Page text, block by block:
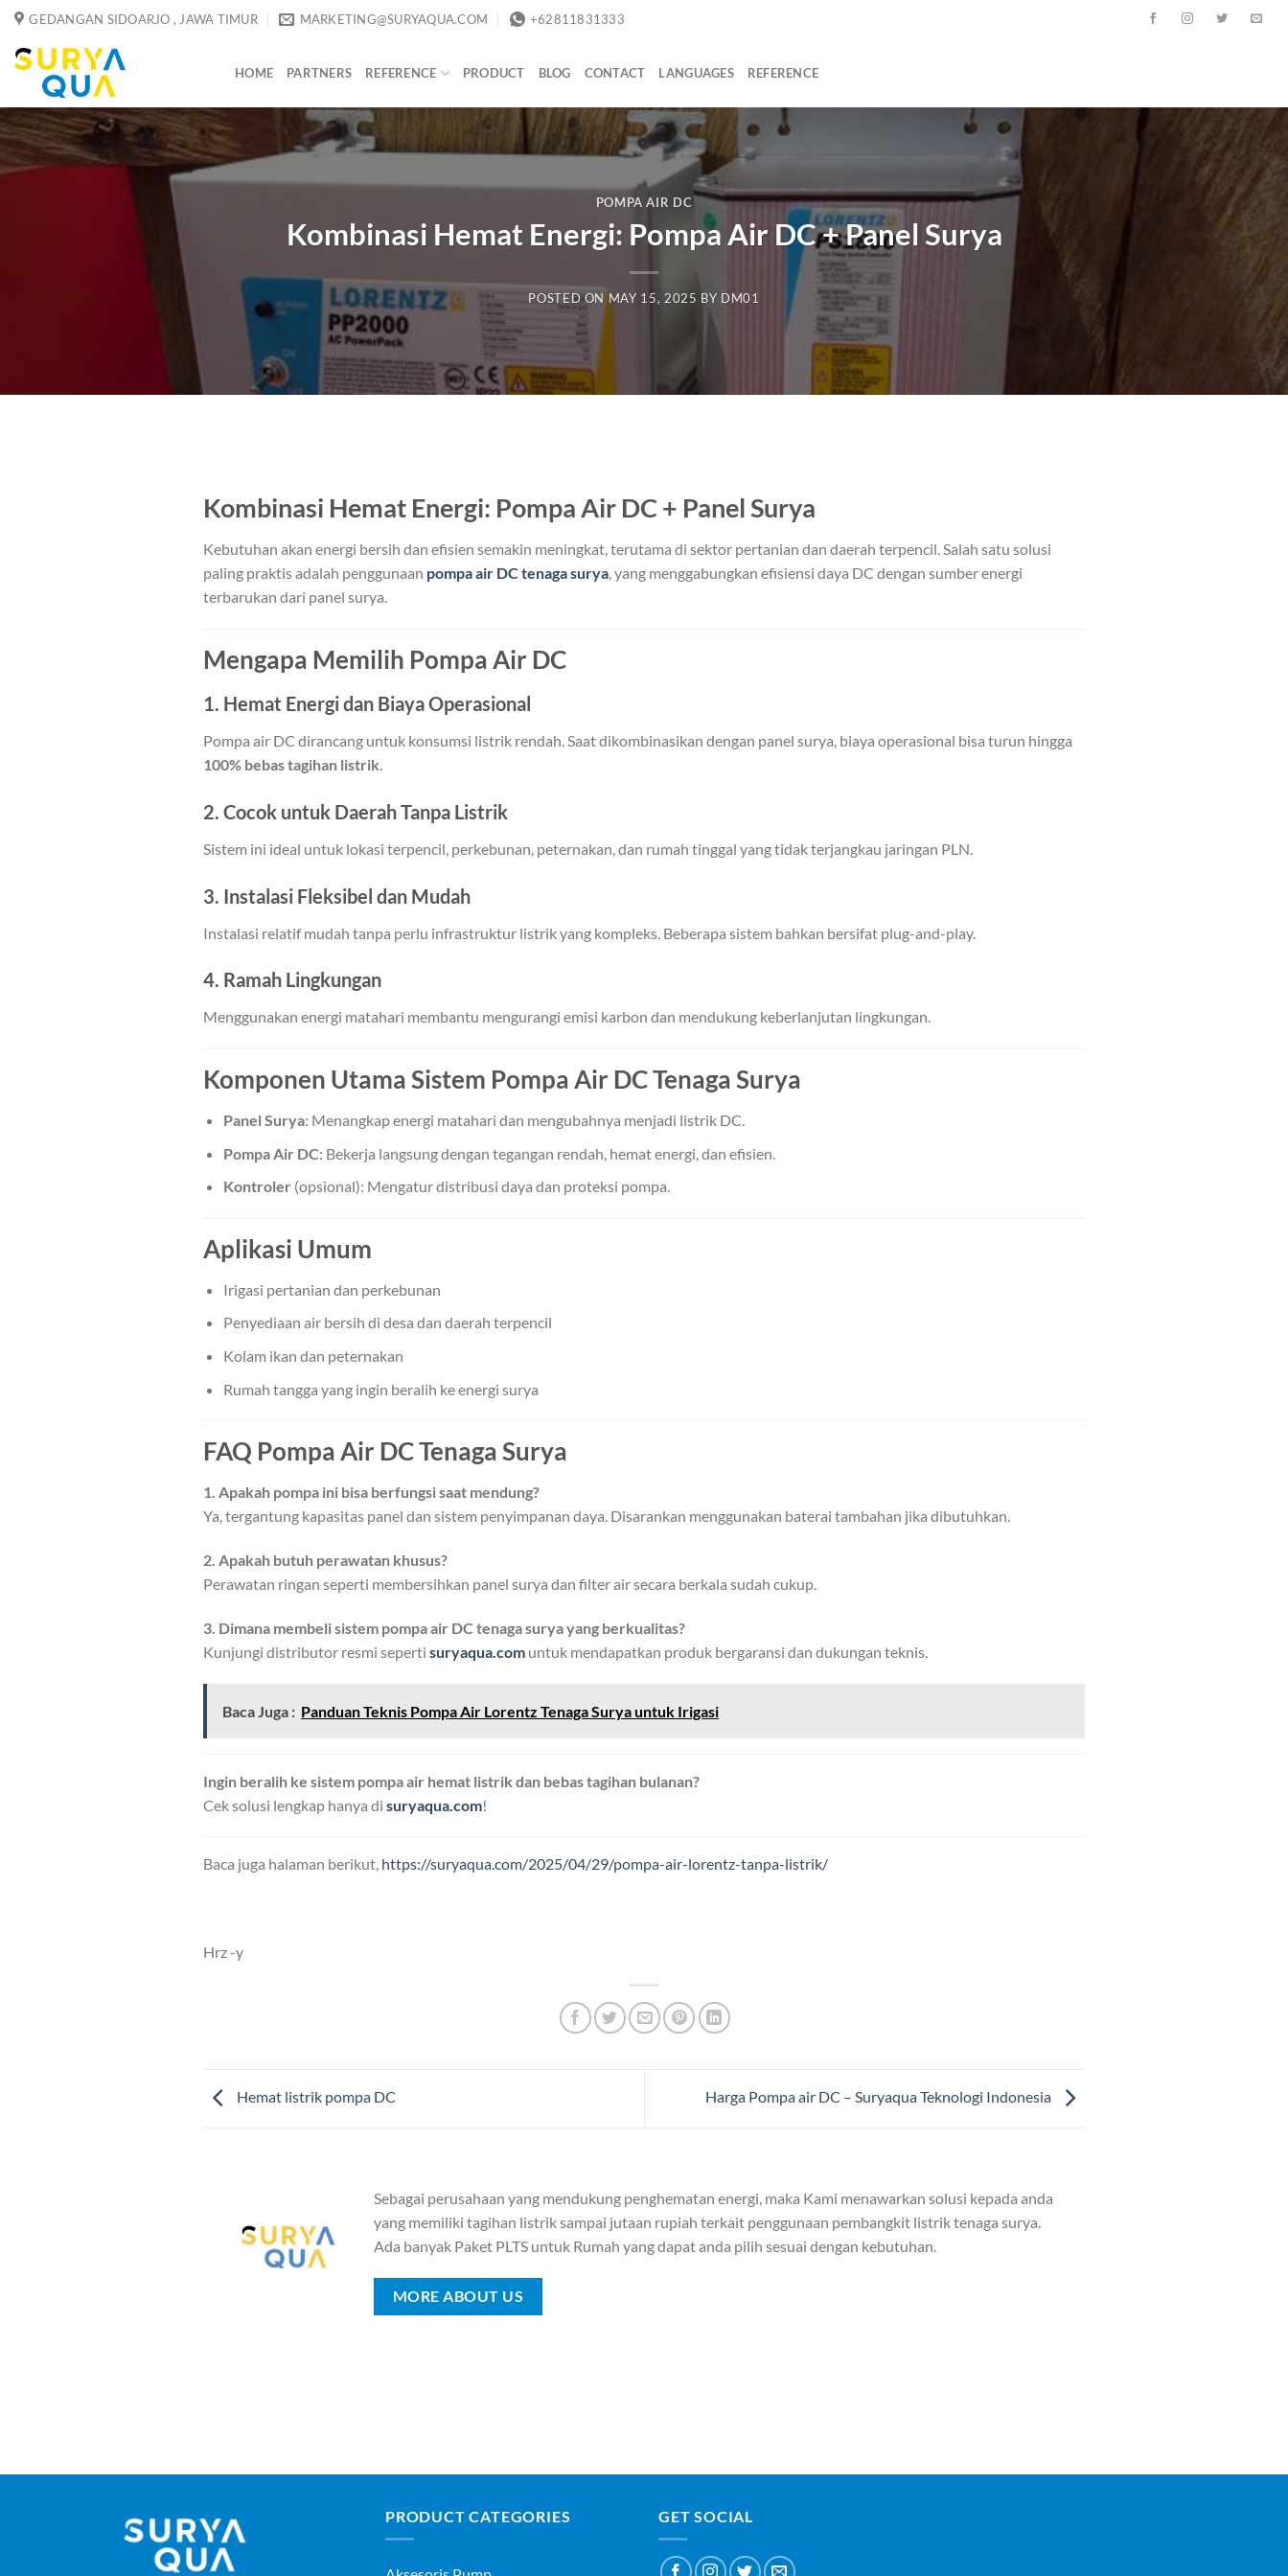
Skip
content
GEDANGAN SIDOARJO , JAWA TIMUR MARKETING@SURYAQUA.COM +62811831333
HOME PARTNERS REFERENCE PRODUCT BLOG CONTACT LANGUAGES REFERENCE
POMPA AIR DC
Kombinasi Hemat Energi: Pompa Air DC + Panel Surya
POSTED ONMAY 15, 2025 BY DM01
Kombinasi Hemat Energi: Pompa Air DC + Panel Surya
Kebutuhan akan energi bersih dan efisien semakin meningkat, terutama di sektor pertanian dan daerah terpencil. Salah satu solusi
paling praktis adalah penggunaan pompa air DC tenaga surya, yang menggabungkan efisiensi daya DC dengan sumber energi
terbarukan dari panel surya.
Mengapa Memilih Pompa Air DC
1. Hemat Energi dan Biaya Operasional
Pompa air DC dirancang untuk konsumsi listrik rendah. Saat dikombinasikan dengan panel surya, biaya operasional bisa turun hingga
100% bebas tagihan listrik.
2. Cocok untuk Daerah Tanpa Listrik
Sistem ini ideal untuk lokasi terpencil, perkebunan, peternakan, dan rumah tinggal yang tidak terjangkau jaringan PLN.
3. Instalasi Fleksibel dan Mudah
Instalasi relatif mudah tanpa perlu infrastruktur listrik yang kompleks. Beberapa sistem bahkan bersifat plug-and-play.
4. Ramah Lingkungan
Menggunakan energi matahari membantu mengurangi emisi karbon dan mendukung keberlanjutan lingkungan.
Komponen Utama Sistem Pompa Air DC Tenaga Surya
Panel Surya: Menangkap energi matahari dan mengubahnya menjadi listrik DC.
Pompa Air DC: Bekerja langsung dengan tegangan rendah, hemat energi, dan efisien.
Kontroler (opsional): Mengatur distribusi daya dan proteksi pompa.
Aplikasi Umum
Irigasi pertanian dan perkebunan
Penyediaan air bersih di desa dan daerah terpencil
Kolam ikan dan peternakan
Rumah tangga yang ingin beralih ke energi surya
FAQ Pompa Air DC Tenaga Surya
1. Apakah pompa ini bisa berfungsi saat mendung?
Ya, tergantung kapasitas panel dan sistem penyimpanan daya. Disarankan menggunakan baterai tambahan jika dibutuhkan.
2. Apakah butuh perawatan khusus?
Perawatan ringan seperti membersihkan panel surya dan filter air secara berkala sudah cukup.
3. Dimana membeli sistem pompa air DC tenaga surya yang berkualitas?
Kunjungi distributor resmi seperti suryaqua.com untuk mendapatkan produk bergaransi dan dukungan teknis.
Baca Juga : Panduan Teknis Pompa Air Lorentz Tenaga Surya untuk Irigasi
Ingin beralih ke sistem pompa air hemat listrik dan bebas tagihan bulanan?
Cek solusi lengkap hanya di suryaqua.com!
Baca juga halaman berikut, https://suryaqua.com/2025/04/29/pompa-air-lorentz-tanpa-listrik/
Hrz -y
Hemat listrik pompa DC Harga Pompa air DC – Suryaqua Teknologi Indonesia
Sebagai perusahaan yang mendukung penghematan energi, maka Kami menawarkan solusi kepada anda
yang memiliki tagihan listrik sampai jutaan rupiah terkait penggunaan pembangkit listrik tenaga surya.
Ada banyak Paket PLTS untuk Rumah yang dapat anda pilih sesuai dengan kebutuhan.
MORE ABOUT US
PRODUCT CATEGORIES GET SOCIAL